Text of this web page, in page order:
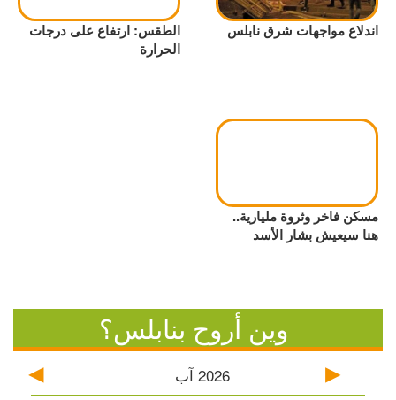
اندلاع مواجهات شرق نابلس
الطقس: ارتفاع على درجات
الحرارة
مسكن فاخر وثروة مليارية..
هنا سيعيش بشار الأسد
وين أروح بنابلس؟
2026 آب